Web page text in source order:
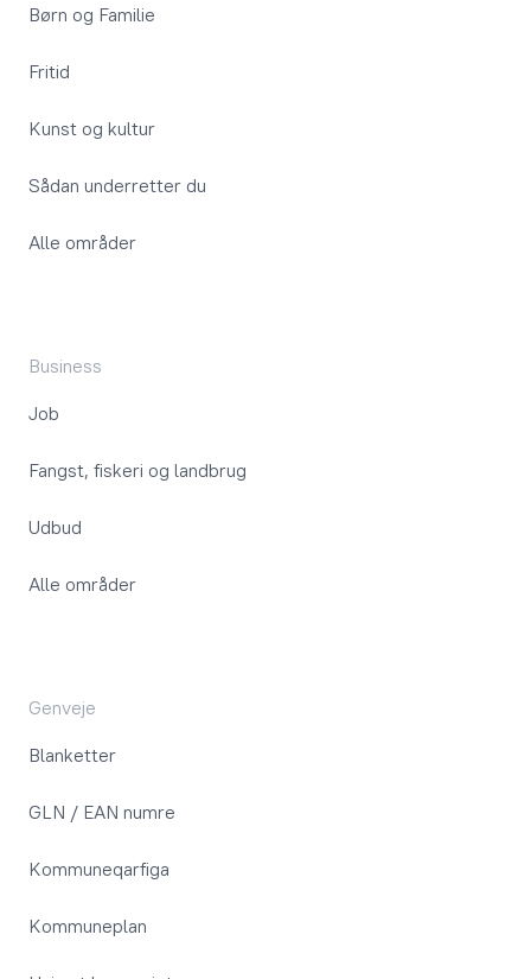
Børn og Familie
Fritid
Kunst og kultur
Sådan underretter du
Alle områder
Business
Job
Fangst, fiskeri og landbrug
Udbud
Alle områder
Genveje
Blanketter
GLN / EAN numre
Kommuneqarfiga
Kommuneplan